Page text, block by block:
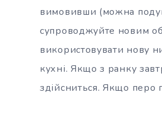
вимовивши (можна
супроводжуйте новим
використовувати нову
кухні. Якщо з ранку
здійсниться. Якщо перо